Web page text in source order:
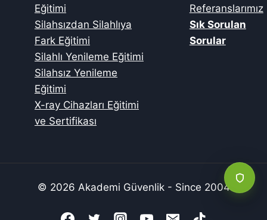
Eğitimi
Silahsızdan Silahlıya
Fark Eğitimi
Silahlı Yenileme Eğitimi
Silahsız Yenileme
Eğitimi
X-ray Cihazları Eğitimi
ve Sertifikası
Referanslarımız
Sık Sorulan
Sorular
© 2026 Akademi Güvenlik - Since 2004